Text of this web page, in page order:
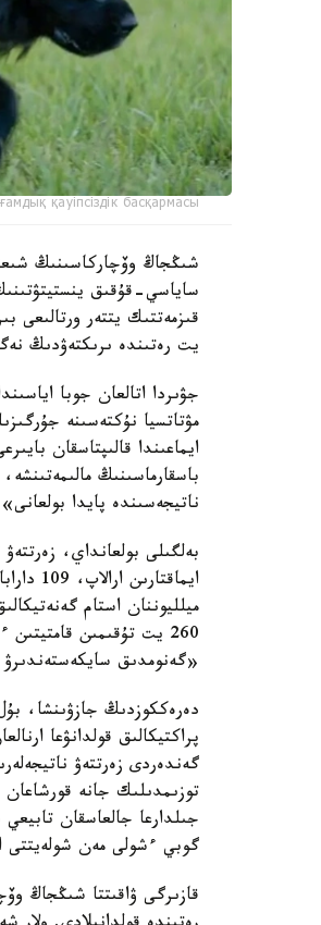
қауіпсіздік басқармасы
ساياسي-قۇقىق
قىزمەتتىك يتتەر ورتالىعى
يت رەتىندە ىرىكتەۋدىڭ
جۋىردا اتالعان جوبا
مۋتاتسيا نۇكتەسىنە
ايماعىندا قالىپتاسقان
باسقارماسىنىڭ
ناتيجەسىندە پايدا
بەلگىلى بولعانداي،
ميلليوننان استام
260 يت تۇقىمىن
«گەنومدىق
دەرەككوزدىڭ جازۋىنشا،
پراكتيكالىق قولدانۋعا
گەندەردى زەرتتەۋ
توزىمدىلىك جانە قورشاعان
جىلدارعا جالعاسقان
گوبي ءشولى مەن شولەيتتى
قازىرگى ۋاقىتتا شىڭجاڭ